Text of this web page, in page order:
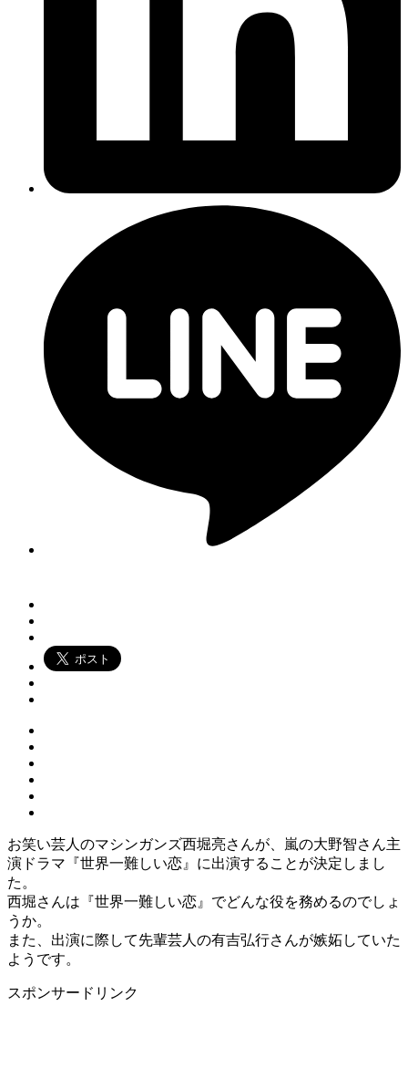
お笑い芸人のマシンガンズ西堀亮さんが、嵐の大野智さん主
演ドラマ『世界一難しい恋』に出演することが決定しまし
た。
西堀さんは『世界一難しい恋』でどんな役を務めるのでしょ
うか。
また、出演に際して先輩芸人の有吉弘行さんが嫉妬していた
ようです。
スポンサードリンク